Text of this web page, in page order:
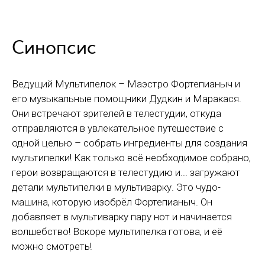
Синопсис
Ведущий Мультипелок – Маэстро Фортепианыч и
его музыкальные помощники Дудкин и Маракася.
Они встречают зрителей в телестудии, откуда
отправляются в увлекательное путешествие с
одной целью – собрать ингредиенты для создания
мультипелки! Как только всё необходимое собрано,
герои возвращаются в телестудию и... загружают
детали мультипелки в мультиварку. Это чудо-
машина, которую изобрёл Фортепианыч. Он
добавляет в мультиварку пару нот и начинается
волшебство! Вскоре мультипелка готова, и её
можно смотреть!